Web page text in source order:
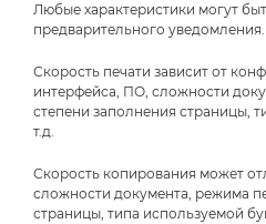
Любые характеристики могут
предварительного уведомления.
Скорость печати зависит от
интерфейса, ПО, сложности
степени заполнения страницы,
т.д.
Скорость копирования может
сложности документа, режима
страницы, типа используемой